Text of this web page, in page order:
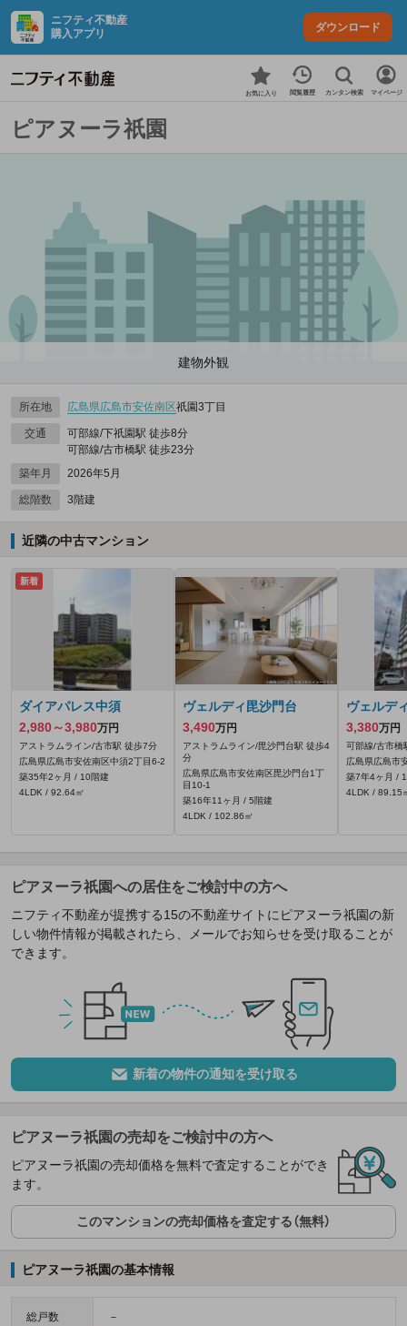
ニフティ不動産
購入アプリ
ダウンロード
お気に入り 閲覧履歴 カンタン検索 マイページ
ピアヌーラ祇園
建物外観
所在地 広島県広島市安佐南区祇園3丁目
交通
可部線/下祇園駅 徒歩8分
可部線/古市橋駅 徒歩23分
築年月
2026年5月
総階数 3階建
近隣の中古マンション
新着
ダイアパレス中須
2,980～3,980万円
アストラムライン/古市駅 徒歩7分
広島県広島市安佐南区中須2丁目6-2
築35年2ヶ月 / 10階建
4LDK / 92.64㎡
ヴェルディ毘沙門台
3,490万円
アストラムライン/毘沙門台駅 徒歩4
分
広島県広島市安佐南区毘沙門台1丁
目10-1
築16年11ヶ月 / 5階建
4LDK / 102.86㎡
ヴェルデ
3,380万円
可部線/古市橋
広島県広島市
築7年4ヶ月 /
4LDK / 89.15
ピアヌーラ祇園への居住をご検討中の方へ
ニフティ不動産が提携する15の不動産サイトにピアヌーラ祇園の新
しい物件情報が掲載されたら、メールでお知らせを受け取ることが
できます。
新着の物件の通知を受け取る
ピアヌーラ祇園の売却をご検討中の方へ
ピアヌーラ祇園の売却価格を無料で査定することができ
ます。
このマンションの売却価格を査定する（無料）
ピアヌーラ祇園の基本情報
総戸数 －